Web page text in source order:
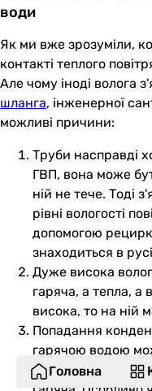
води
Як ми вже зрозуміли,
контакті теплого
Але чому іноді волога
шланга, інженерної
можливі причини:
Труби насправді
ГВП, вона може
ній не тече. Тоді
рівні вологості
допомогою
знаходиться в
Дуже висока
гаряча, а тепла, а
висока, то на ній
Попадання
гарячою водою
труби. Тоді буде
Головна